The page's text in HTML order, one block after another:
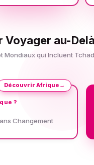
au-
Mondiaux qui Incluent
?
Changement
Découvrir Afrique →